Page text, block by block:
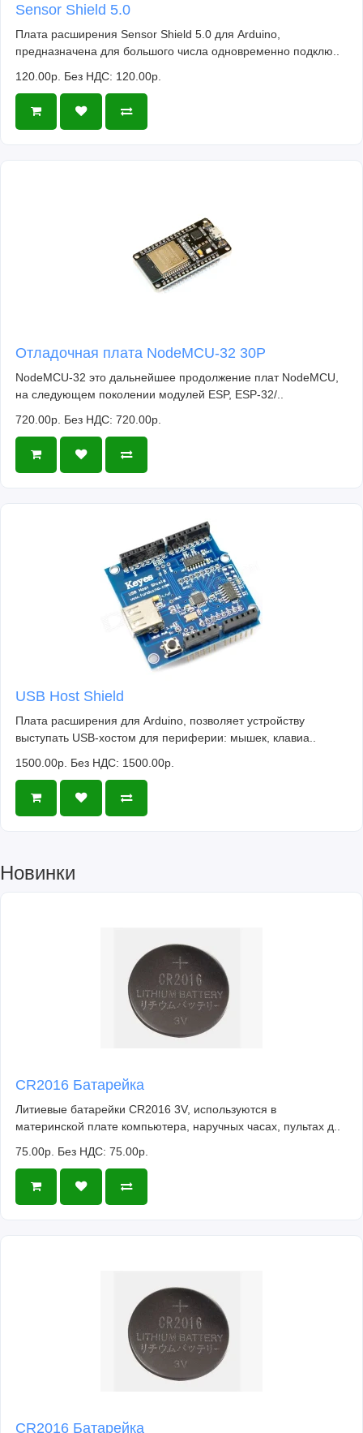
Sensor Shield 5.0
Плата расширения Sensor Shield 5.0 для Arduino,
предназначена для большого числа одновременно подклю..
120.00р. Без НДС: 120.00р.
Отладочная плата NodeMCU-32 30P
NodeMCU-32 это дальнейшее продолжение плат NodeMCU,
на следующем поколении модулей ESP, ESP-32/..
720.00р. Без НДС: 720.00р.
USB Host Shield
Плата расширения для Arduino, позволяет устройству
выступать USB-хостом для периферии: мышек, клавиа..
1500.00р. Без НДС: 1500.00р.
Новинки
CR2016 Батарейка
Литиевые батарейки CR2016 3V, используются в
материнской плате компьютера, наручных часах, пультах д..
75.00р. Без НДС: 75.00р.
CR2016 Батарейка